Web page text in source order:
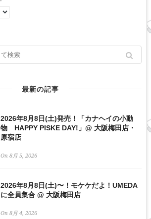
最新の記事
2026年8月8日(土)発売！「カナヘイの小動
物 HAPPY PISKE DAY!」@ 大阪梅田店・
原宿店
On 8月 5, 2026
2026年8月8日(土)〜！モケケだよ！UMEDA
に全員集合 @ 大阪梅田店
On 8月 4, 2026